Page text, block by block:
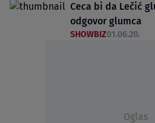
Ceca bi da Lečić
odgovor glumca
SHOWBIZ01.06.20.
Oglas